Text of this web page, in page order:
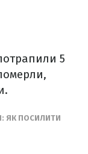
5
ЯК ПОСИЛИТИ